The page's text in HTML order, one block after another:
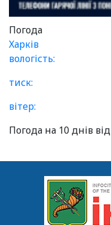
Погода
Харків
вологість:
тиск:
вітер:
Погода на 10 днів від